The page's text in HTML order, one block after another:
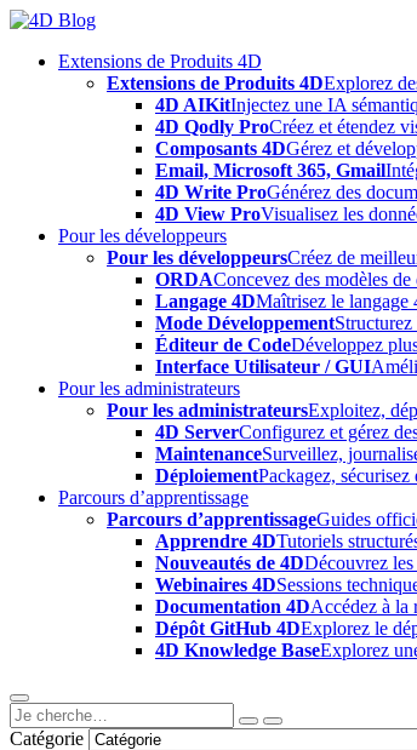
Skip
contentExtensions de Produits 4D
Extensions de Produits 4DExplorez
4D AIKitInjectez une IA
4D Qodly ProCréez et étendez
Composants 4DGérez et
Email, Microsoft 365, Gmail
4D Write ProGénérez des
4D View ProVisualisez les
Pour les développeurs
Pour les développeursCréez de
ORDAConcevez des modèles
Langage 4DMaîtrisez le langage
Mode Développement
Éditeur de CodeDéveloppez
Interface Utilisateur / GUI
Pour les administrateurs
Pour les administrateursExploitez,
4D ServerConfigurez et gérez
MaintenanceSurveillez,
DéploiementPackagez,
Parcours d’apprentissage
Parcours d’apprentissageGuides
Apprendre 4DTutoriels
Nouveautés de 4DDécouvrez
Webinaires 4DSessions
Documentation 4DAccédez à la
Dépôt GitHub 4DExplorez le
4D Knowledge BaseExplorez
Catégorie